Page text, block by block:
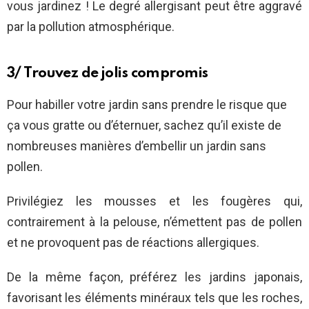
vous jardinez ! Le degré allergisant peut être aggravé
par la pollution atmosphérique.
3/ Trouvez de jolis compromis
Pour habiller votre jardin sans prendre le risque que
ça vous gratte ou d’éternuer, sachez qu’il existe de
nombreuses manières d’embellir un jardin sans
pollen.
Privilégiez les mousses et les fougères qui,
contrairement à la pelouse, n’émettent pas de pollen
et ne provoquent pas de réactions allergiques.
De la même façon, préférez les jardins japonais,
favorisant les éléments minéraux tels que les roches,